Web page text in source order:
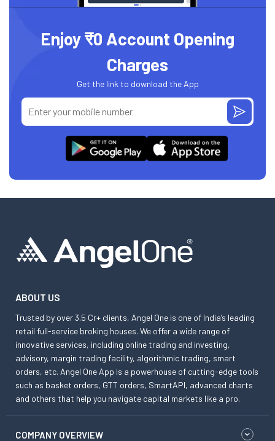
Enjoy ₹0 Account Opening
Charges
Get the link to download the App
ABOUT US
Trusted by over 3.5 Cr+ clients, Angel One is one of India’s leading
retail full-service broking houses. We offer a wide range of
innovative services, including online trading and investing,
advisory, margin trading facility, algorithmic trading, smart
orders, etc. Angel One App is a powerhouse of cutting-edge tools
such as basket orders, GTT orders, SmartAPI, advanced charts
and others that help you navigate capital markets like a pro.
COMPANY OVERVIEW